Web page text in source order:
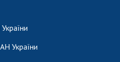
України